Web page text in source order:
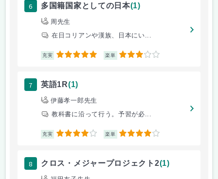
6 多国籍国家としての日本(1)
周先生
在日コリアンや漢族、日本にい...
充実 5 楽単 3
7 英語1R(1)
伊藤孝一郎先生
教科書に沿って行う。予習が必...
充実 4 楽単 4
8 クロス・メジャープロジェクト2(1)